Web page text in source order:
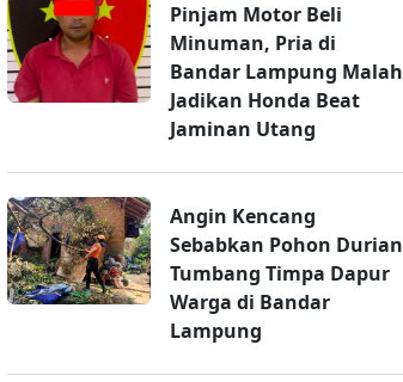
Pinjam Motor Beli
Minuman, Pria di
Bandar Lampung Malah
Jadikan Honda Beat
Jaminan Utang
Angin Kencang
Sebabkan Pohon Durian
Tumbang Timpa Dapur
Warga di Bandar
Lampung